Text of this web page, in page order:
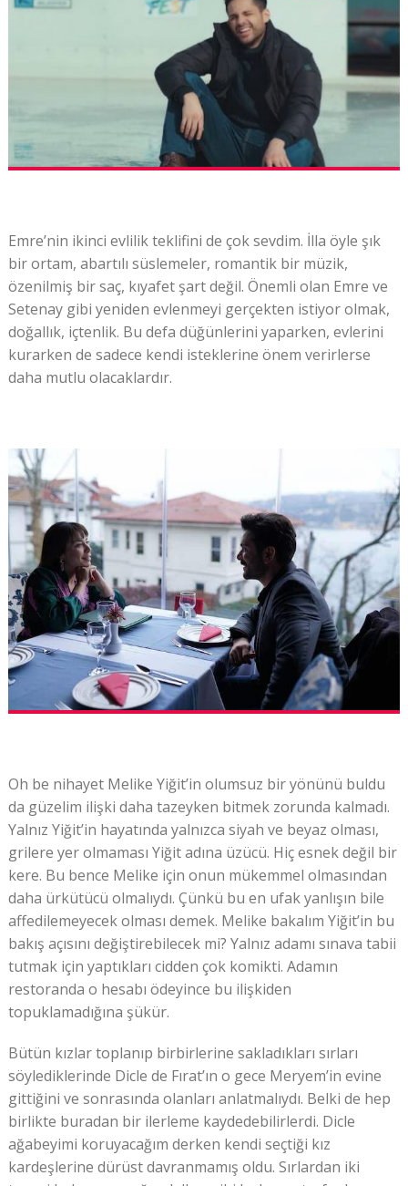
Emre’nin ikinci evlilik teklifini de çok sevdim. İlla öyle şık
bir ortam, abartılı süslemeler, romantik bir müzik,
özenilmiş bir saç, kıyafet şart değil. Önemli olan Emre ve
Setenay gibi yeniden evlenmeyi gerçekten istiyor olmak,
doğallık, içtenlik. Bu defa düğünlerini yaparken, evlerini
kurarken de sadece kendi isteklerine önem verirlerse
daha mutlu olacaklardır.
Oh be nihayet Melike Yiğit’in olumsuz bir yönünü buldu
da güzelim ilişki daha tazeyken bitmek zorunda kalmadı.
Yalnız Yiğit’in hayatında yalnızca siyah ve beyaz olması,
grilere yer olmaması Yiğit adına üzücü. Hiç esnek değil bir
kere. Bu bence Melike için onun mükemmel olmasından
daha ürkütücü olmalıydı. Çünkü bu en ufak yanlışın bile
affedilemeyecek olması demek. Melike bakalım Yiğit’in bu
bakış açısını değiştirebilecek mi? Yalnız adamı sınava tabii
tutmak için yaptıkları cidden çok komikti. Adamın
restoranda o hesabı ödeyince bu ilişkiden
topuklamadığına şükür.
Bütün kızlar toplanıp birbirlerine sakladıkları sırları
söylediklerinde Dicle de Fırat’ın o gece Meryem’in evine
gittiğini ve sonrasında olanları anlatmalıydı. Belki de hep
birlikte buradan bir ilerleme kaydedebilirlerdi. Dicle
ağabeyimi koruyacağım derken kendi seçtiği kız
kardeşlerine dürüst davranmamış oldu. Sırlardan iki